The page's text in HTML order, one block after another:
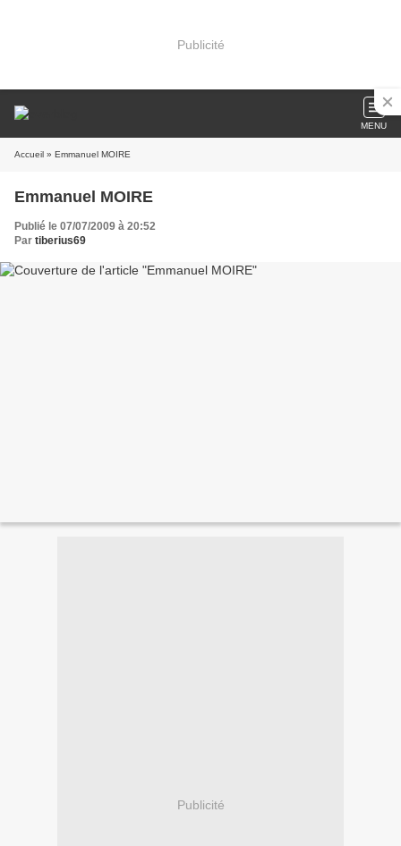
Publicité
MENU
Accueil » Emmanuel MOIRE
Emmanuel MOIRE
Publié le 07/07/2009 à 20:52
Par tiberius69
Publicité